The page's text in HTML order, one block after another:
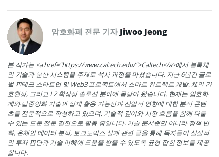
암호화폐 전문 기자Jiwoo Jeong
본 작가는 <a href="https://www.caltech.edu/">Caltech</a>에서 블록체
인 기술과 분산 시스템을 주제로 석사 과정을 마쳤습니다. 지난 6년간 글로
벌 핀테크 스타트업 및 Web3 프로젝트에서 스마트 컨트랙트 개발, 체인 간
호환성, 그리고 L2 확장성 솔루션 분야에 몸담아 왔습니다. 현재는 암호화
폐와 탈중앙화 기술의 실제 활용 가능성과 산업적 영향에 대한 분석 콘텐
츠를 전문적으로 작성하고 있으며, 기술적 깊이와 시장 흐름을 함께 다룰
수 있는 드문 전문 필진으로 활동 중입니다. 기술 문서뿐만 아니라 정책 변
화, 온체인 데이터 분석, 토크노믹스 설계 관련 글을 통해 독자들이 실질적
인 투자 판단과 기술 이해에 도움을 받을 수 있도록 균형 잡힌 정보를 제공
합니다.